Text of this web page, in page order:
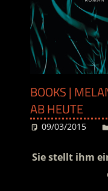
BOOKS |
AB HEUTE
09/03/2015
Sie stellt ihm